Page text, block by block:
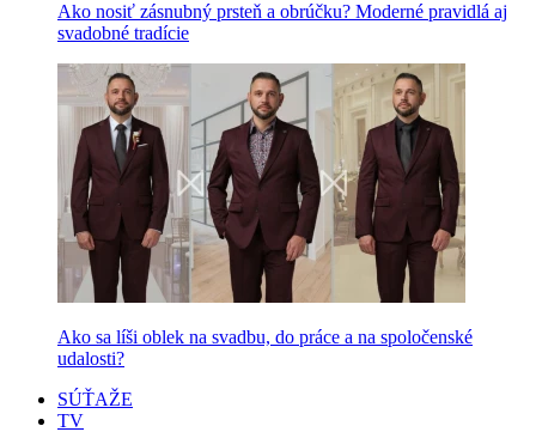
Ako nosiť zásnubný prsteň a obrúčku? Moderné pravidlá aj
svadobné tradície
Ako sa líši oblek na svadbu, do práce a na spoločenské
udalosti?
SÚŤAŽE
TV